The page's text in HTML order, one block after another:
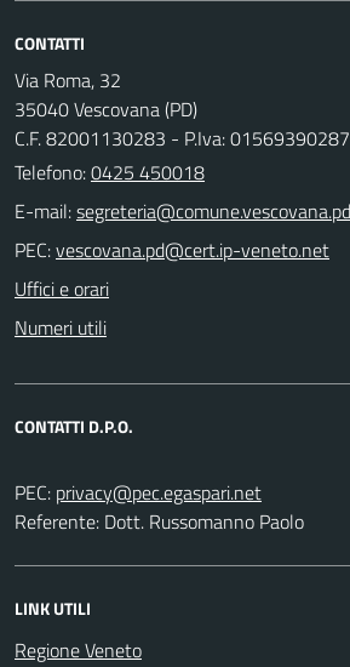
CONTATTI
Via Roma, 32
35040 Vescovana (PD)
C.F. 82001130283 - P.Iva: 01569390287
Telefono:0425 450018
E-mail:
PEC:
Uffici e orari
Numeri utili
CONTATTI D.P.O.
PEC:
Referente: Dott. Russomanno Paolo
LINK UTILI
Regione Veneto